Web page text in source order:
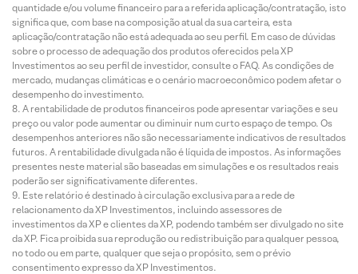
quantidade e/ou volume financeiro para a referida aplicação/contratação, isto
significa que, com base na composição atual da sua carteira, esta
aplicação/contratação não está adequada ao seu perfil. Em caso de dúvidas
sobre o processo de adequação dos produtos oferecidos pela XP
Investimentos ao seu perfil de investidor, consulte o FAQ. As condições de
mercado, mudanças climáticas e o cenário macroeconômico podem afetar o
desempenho do investimento.
A rentabilidade de produtos financeiros pode apresentar variações e seu
preço ou valor pode aumentar ou diminuir num curto espaço de tempo. Os
desempenhos anteriores não são necessariamente indicativos de resultados
futuros. A rentabilidade divulgada não é líquida de impostos. As informações
presentes neste material são baseadas em simulações e os resultados reais
poderão ser significativamente diferentes.
Este relatório é destinado à circulação exclusiva para a rede de
relacionamento da XP Investimentos, incluindo assessores de
investimentos da XP e clientes da XP, podendo também ser divulgado no site
da XP. Fica proibida sua reprodução ou redistribuição para qualquer pessoa,
no todo ou em parte, qualquer que seja o propósito, sem o prévio
consentimento expresso da XP Investimentos.